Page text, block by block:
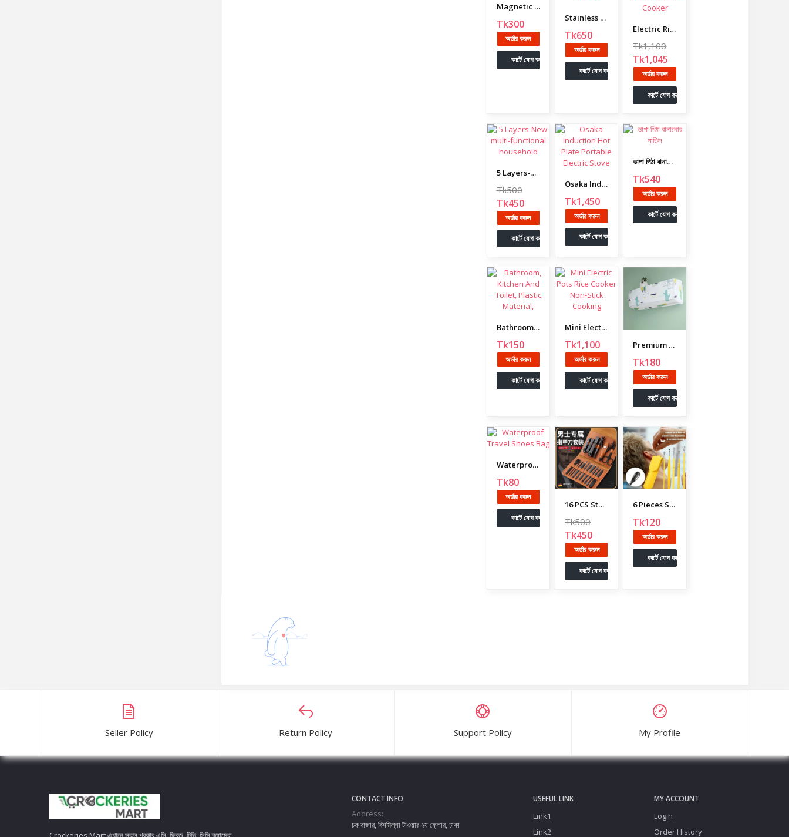
Magnetic Curtain Tiebacks
Tk300
অর্ডার করুন
কার্টে যোগ করুন
Stainless Steel Food Container 5 in 1 Set
Tk650
অর্ডার করুন
কার্টে যোগ করুন
Electric Rice Cooker Cooking 1.9 L. Non-Stick Cooker
Tk1,100
Tk1,045
অর্ডার করুন
কার্টে যোগ করুন
5 Layers-New multi-functional household
Tk500
Tk450
অর্ডার করুন
কার্টে যোগ করুন
Osaka Induction Hot Plate Portable Electric Stove
Tk1,450
অর্ডার করুন
কার্টে যোগ করুন
ভাপা পিঠা বানানোর পাতিল
Tk540
অর্ডার করুন
কার্টে যোগ করুন
Bathroom, Kitchen And Toilet, Plastic Material,
Tk150
অর্ডার করুন
কার্টে যোগ করুন
Mini Electric Pots Rice Cooker Non-Stick Cooking
Tk1,100
অর্ডার করুন
কার্টে যোগ করুন
Premium Dustproof AC Cover For 1 Ton, 1.5 Ton, 2 Ton
Tk180
অর্ডার করুন
কার্টে যোগ করুন
Waterproof Travel Shoes Bag
Tk80
অর্ডার করুন
কার্টে যোগ করুন
16 PCS Stainless Steel Portable Nail Clipper Set
Tk500
Tk450
অর্ডার করুন
কার্টে যোগ করুন
6 Pieces Stainless Steel Ear Cleaning Kit Ear Cleaner
Tk120
অর্ডার করুন
কার্টে যোগ করুন
Seller Policy Return Policy Support Policy My Profile
CONTACT INFO
Address:
চক বাজার, বিসমিল্লা টাওয়ার ২য় ফ্লোর, ঢাকা
USEFUL LINK
Link1
Link2
MY ACCOUNT
Login
Order History